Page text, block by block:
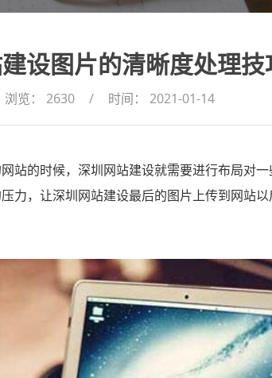
设图片的清晰度处理技
浏览： 2630 / 时间： 2021-01-14
站的时候，深圳网站建设就需要进行布局对
力，让深圳网站建设最后的图片上传到网站